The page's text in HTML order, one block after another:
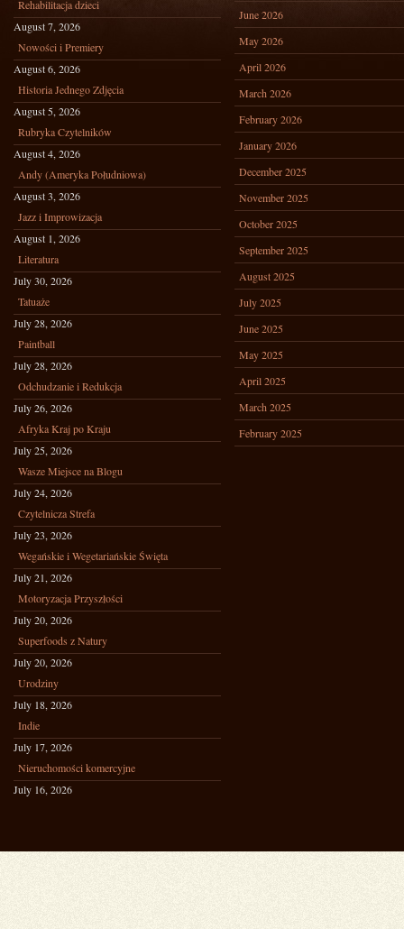
Rehabilitacja dzieci
August 7, 2026
Nowości i Premiery
August 6, 2026
Historia Jednego Zdjęcia
August 5, 2026
Rubryka Czytelników
August 4, 2026
Andy (Ameryka Południowa)
August 3, 2026
Jazz i Improwizacja
August 1, 2026
Literatura
July 30, 2026
Tatuaże
July 28, 2026
Paintball
July 28, 2026
Odchudzanie i Redukcja
July 26, 2026
Afryka Kraj po Kraju
July 25, 2026
Wasze Miejsce na Blogu
July 24, 2026
Czytelnicza Strefa
July 23, 2026
Wegańskie i Wegetariańskie Święta
July 21, 2026
Motoryzacja Przyszłości
July 20, 2026
Superfoods z Natury
July 20, 2026
Urodziny
July 18, 2026
Indie
July 17, 2026
Nieruchomości komercyjne
July 16, 2026
June 2026
May 2026
April 2026
March 2026
February 2026
January 2026
December 2025
November 2025
October 2025
September 2025
August 2025
July 2025
June 2025
May 2025
April 2025
March 2025
February 2025